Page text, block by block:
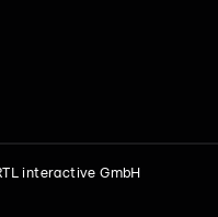
interactive GmbH